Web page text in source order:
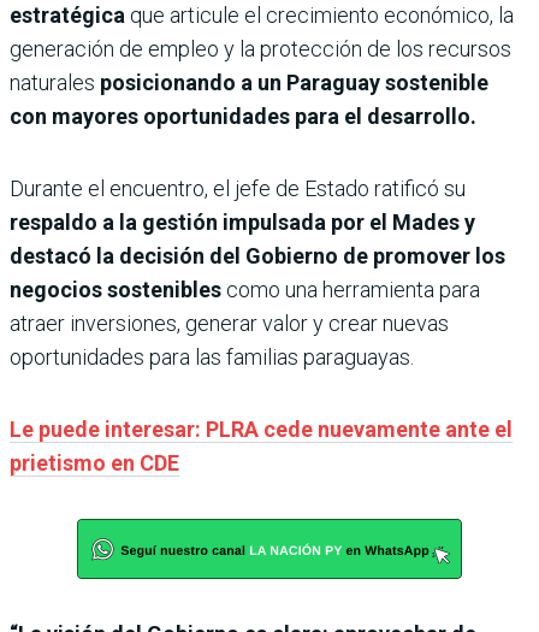
estratégica que articule el crecimiento económico, la
generación de empleo y la protección de los recursos
naturales posicionando a un Paraguay sostenible
con mayores oportunidades para el desarrollo.
Durante el encuentro, el jefe de Estado ratificó su
respaldo a la gestión impulsada por el Mades y
destacó la decisión del Gobierno de promover los
negocios sostenibles como una herramienta para
atraer inversiones, generar valor y crear nuevas
oportunidades para las familias paraguayas.
Le puede interesar: PLRA cede nuevamente ante el
prietismo en CDE